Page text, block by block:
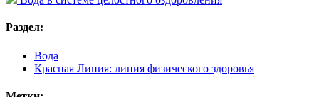
Раздел:
Вода
Красная Линия: линия физического здоровья